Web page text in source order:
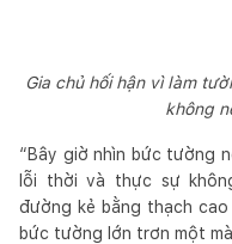
Gia chủ hối hận vì làm
không
“Bây giờ nhìn bức tường
lỗi thời và thực sự
đường kẻ bằng thạch
bức tường lớn trơn một